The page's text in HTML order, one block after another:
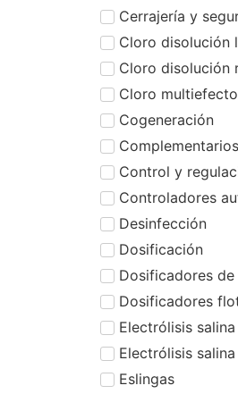
Cerrajería y
Cloro disolución
Cloro disolución
Cloro
Cogeneración
Control y
Controladores
Desinfección
Dosificación
Dosificadores
Dosificadores
Electrólisis salina
Electrólisis salina
Eslingas